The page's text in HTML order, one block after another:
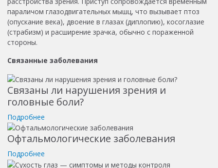
параличом глазодвигательных мышц, что вызывает птоз
(опускание века), двоение в глазах (диплопию), косоглазие
(страбизм) и расширение зрачка, обычно с пораженной
стороны.
Связанные заболевания
Связаны ли нарушения зрения и
головные боли?
Подробнее
Офтальмологические заболевания
Подробнее